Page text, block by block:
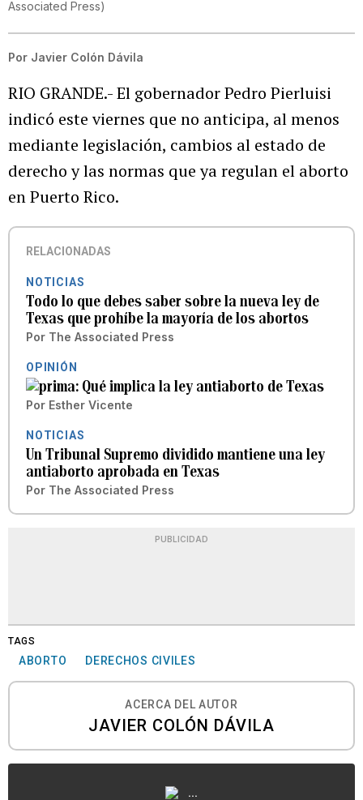
Associated Press)
Por Javier Colón Dávila
RIO GRANDE.- El gobernador Pedro Pierluisi
indicó este viernes que no anticipa, al menos
mediante legislación, cambios al estado de
derecho y las normas que ya regulan el aborto
en Puerto Rico.
RELACIONADAS
NOTICIAS
Todo lo que debes saber sobre la nueva ley de
Texas que prohíbe la mayoría de los abortos
Por The Associated Press
OPINIÓN
Qué implica la ley antiaborto de Texas
Por Esther Vicente
NOTICIAS
Un Tribunal Supremo dividido mantiene una ley
antiaborto aprobada en Texas
Por The Associated Press
PUBLICIDAD
TAGS
ABORTO DERECHOS CIVILES
ACERCA DEL AUTOR
JAVIER COLÓN DÁVILA
...